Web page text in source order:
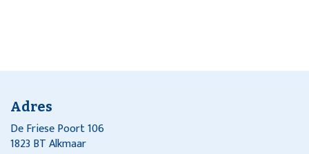
Adres
De Friese Poort 106
1823 BT Alkmaar